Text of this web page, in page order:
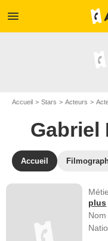
menu
Accueil Stars Acteurs
Gabriel
Accueil
plus